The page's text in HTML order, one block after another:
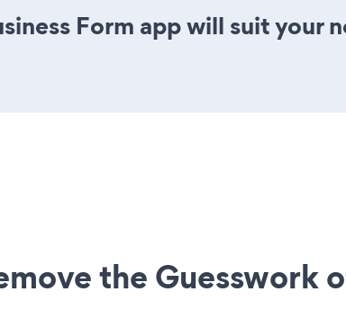
Form app will suit your
the Guesswork